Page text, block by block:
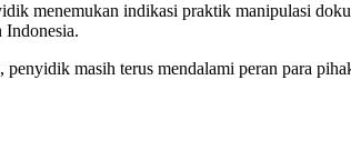
menemukan indikasi praktik manipulasi
Indonesia.
masih terus mendalami peran para